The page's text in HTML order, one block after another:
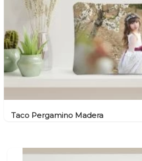
Taco Pergamino Madera